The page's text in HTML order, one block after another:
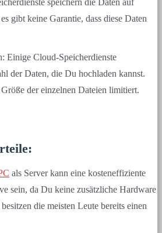
gibt keine Garantie, dass diese Daten
Einige Cloud-Speicherdienste
der Daten, die Du hochladen kannst.
der einzelnen Dateien limitiert.
als Server kann eine kosteneffiziente
sein, da Du keine zusätzliche Hardware
die meisten Leute bereits einen